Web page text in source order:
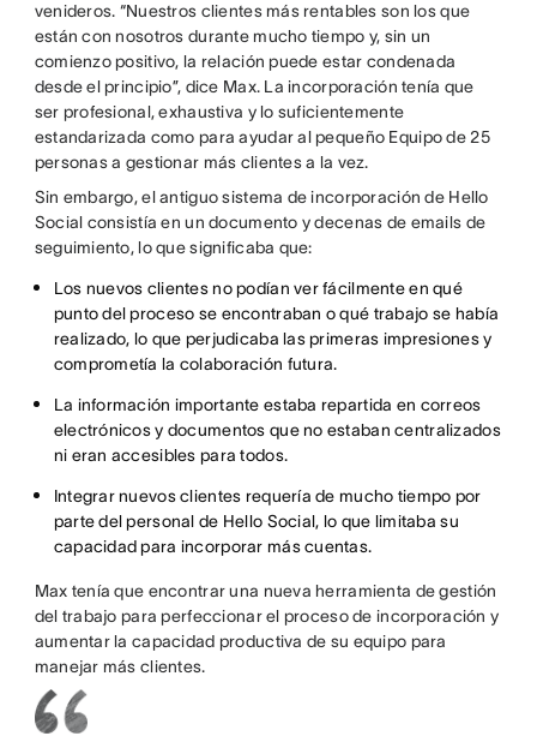
venideros. “Nuestros clientes más rentables son los que
están con nosotros durante mucho tiempo y, sin un
comienzo positivo, la relación puede estar condenada
desde el principio”, dice Max. La incorporación tenía que
ser profesional, exhaustiva y lo suficientemente
estandarizada como para ayudar al pequeño Equipo de 25
personas a gestionar más clientes a la vez.
Sin embargo, el antiguo sistema de incorporación de Hello
Social consistía en un documento y decenas de emails de
seguimiento, lo que significaba que:
Los nuevos clientes no podían ver fácilmente en qué
punto del proceso se encontraban o qué trabajo se había
realizado, lo que perjudicaba las primeras impresiones y
comprometía la colaboración futura.
La información importante estaba repartida en correos
electrónicos y documentos que no estaban centralizados
ni eran accesibles para todos.
Integrar nuevos clientes requería de mucho tiempo por
parte del personal de Hello Social, lo que limitaba su
capacidad para incorporar más cuentas.
Max tenía que encontrar una nueva herramienta de gestión
del trabajo para perfeccionar el proceso de incorporación y
aumentar la capacidad productiva de su equipo para
manejar más clientes.